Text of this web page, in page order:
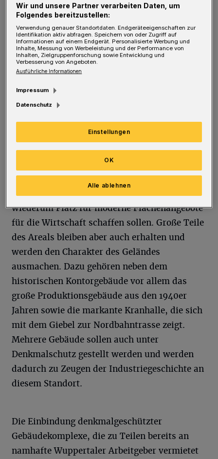
renommiertes Unternehmen in
Zusammenarbeit mit der Stadt an einem
attraktiven Nutzungskonzept, das
architektonisch und arbeitsmarktpolitisch
Akzente setzen möchte. Für uns als Stadt war
kein Spekulationsobjekt entsteht. Mit CTP
haben wir einen professionellen Partner für
die Flächenaufbereitung und
Weiterentwicklung gefunden“, so
Oberbürgermeister Uwe Schneidewind.
Auf rund 15 Hektar werden derzeit alte, nicht
mehr zeitgemäße Hallen abgerissen, die dann
wiederum Platz für moderne Flächenangebote
für die Wirtschaft schaffen sollen. Große Teile
des Areals bleiben aber auch erhalten und
werden den Charakter des Geländes
ausmachen. Dazu gehören neben dem
historischen Kontorgebäude vor allem das
große Produktionsgebäude aus den 1940er
Jahren sowie die markante Kranhalle, die sich
mit dem Giebel zur Nordbahntrasse zeigt.
Mehrere Gebäude sollen auch unter
Denkmalschutz gestellt werden und werden
dadurch zu Zeugen der Industriegeschichte an
diesem Standort.
Die Einbindung denkmalgeschützter
Gebäudekomplexe, die zu Teilen bereits an
namhafte Wuppertaler Arbeitgeber vermietet
Wir und unsere Partner verarbeiten Daten, um
Folgendes bereitzustellen:
Verwendung genauer Standortdaten. Endgeräteeigenschaften zur
Identifikation aktiv abfragen. Speichern von oder Zugriff auf
Informationen auf einem Endgerät. Personalisierte Werbung und
Inhalte, Messung von Werbeleistung und der Performance von
Inhalten, Zielgruppenforschung sowie Entwicklung und
Verbesserung von Angeboten.
Ausführliche Informationen
Impressum
Datenschutz
Einstellungen
Alle ablehnen
OK